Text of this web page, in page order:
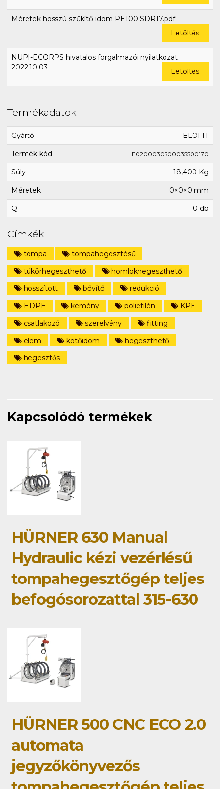
Méretek hosszú szűkítő idom PE100 SDR17.pdf
Letöltés
NUPI-ECORPS hivatalos forgalmazói nyilatkozat
2022.10.03.
Letöltés
Termékadatok
Gyártó ELOFIT
Termék kód E0200030500035500170
Súly 18,400 Kg
Méretek 0×0×0 mm
Q 0 db
Címkék
tompa
tompahegesztésű
tükörhegeszthető
homlokhegeszthető
hosszított
bővítő
redukció
HDPE
kemény polietilén
KPE
csatlakozó
szerelvény
fitting
elem
kötőidom
hegeszthető
hegesztős
Kapcsolódó termékek
HÜRNER 630 Manual
Hydraulic kézi vezérlésű
tompahegesztőgép teljes
befogósorozattal 315-630
HÜRNER 500 CNC ECO 2.0
automata
jegyzőkönyvezős